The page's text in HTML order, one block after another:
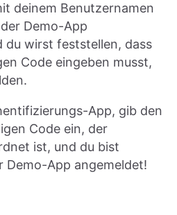
deinem Benutzernamen
Demo-App
du wirst feststellen, dass
Code eingeben musst,
App, gib den
Code ein, der
ist, und du bist
Demo-App angemeldet!